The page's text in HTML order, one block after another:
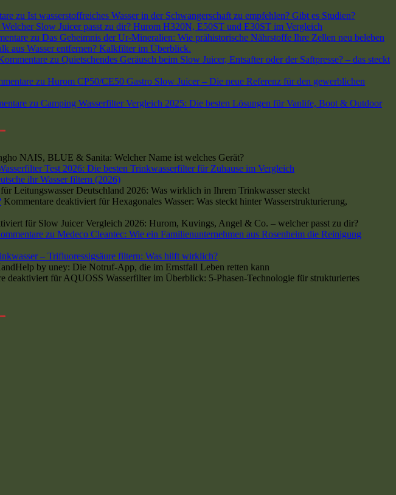
zu Ist wasserstoffreiches Wasser in der Schwangerschaft zu empfehlen? Gibt es Studien?
Welcher Slow Juicer passt zu dir? Hurom H320N, E50ST und E30ST im Vergleich
zu Das Geheimnis der Ur-Mineralien: Wie prähistorische Nährstoffe Ihre Zellen neu beleben
aus Wasser entfernen? Kalkfilter im Überblick.
zu Quietschendes Geräusch beim Slow Juicer, Entsafter oder der Saftpresse? – das steckt
zu Hurom CP50/CE50 Gastro Slow Juicer – Die neue Referenz für den gewerblichen
zu Camping Wasserfilter Vergleich 2025: Die besten Lösungen für Vanlife, Boot & Outdoor
NAIS, BLUE & Sanita: Welcher Name ist welches Gerät?
Test 2026: Die besten Trinkwasserfilter für Zuhause im Vergleich
ihr Wasser filtern (2026)
für Leitungswasser Deutschland 2026: Was wirklich in Ihrem Trinkwasser steckt
Kommentare deaktiviert für Hexagonales Wasser: Was steckt hinter Wasserstrukturierung,
für Slow Juicer Vergleich 2026: Hurom, Kuvings, Angel & Co. – welcher passt zu dir?
zu Medeco Cleantec: Wie ein Familienunternehmen aus Rosenheim die Reinigung
– Trifluoressigsäure filtern: Was hilft wirklich?
by uney: Die Notruf-App, die im Ernstfall Leben retten kann
deaktiviert für AQUOSS Wasserfilter im Überblick: 5-Phasen-Technologie für strukturiertes